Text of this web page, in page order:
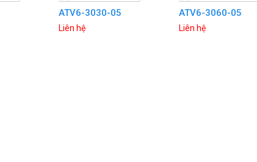
ATV6-3030-05
Liên hệ
ATV6-3060-05
Liên hệ